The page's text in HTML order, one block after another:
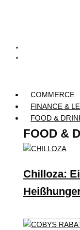
COMMERCE
FINANCE &
FOOD &
FOOD &
Chilloza: